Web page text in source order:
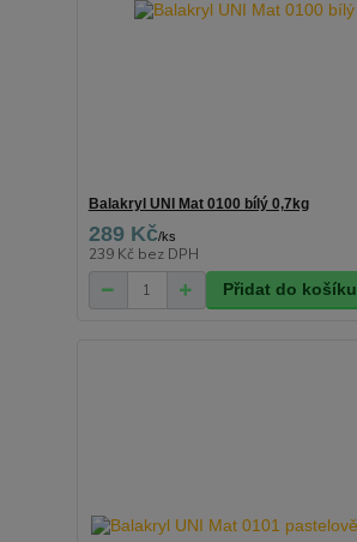
Balakryl UNI Mat 0100 bílý 0,7kg
289 Kč/ks
239 Kč bez DPH
Přidat do košíku